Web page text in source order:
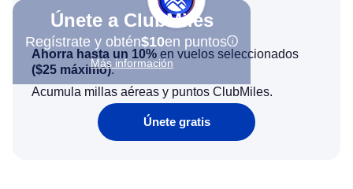
Únete a ClubMiles
Regístrate y obtén$10en puntos
Más información
Ahorra hasta un 10% en vuelos seleccionados
($25 máximo).
Acumula millas aéreas y puntos ClubMiles.
Únete gratis